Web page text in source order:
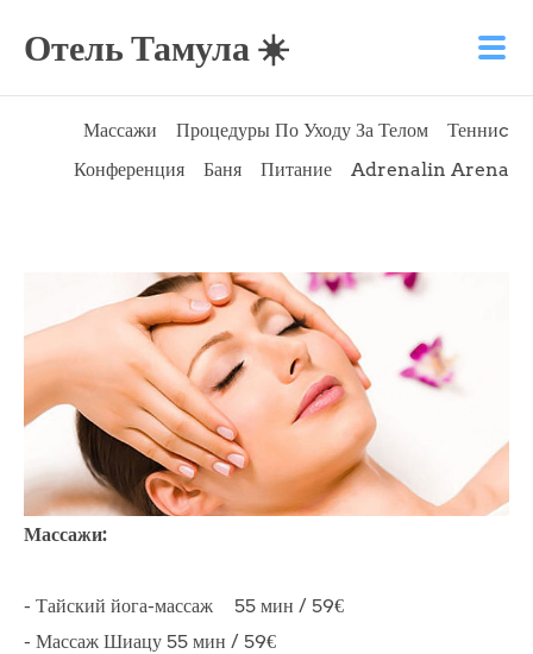
Отель Тамула ☀️
Массажи Процедуры По Уходу За Телом
Тенниc
Конференция
Баня Питание Adrenalin Arena
Массажи:
- Тайский йога-массаж 55 мин / 59€
- Массаж Шиацу 55 мин / 59€